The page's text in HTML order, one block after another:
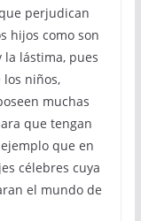
perjudican
hijos como son
lástima, pues
niños,
muchas
que tengan
que en
célebres cuya
el mundo de